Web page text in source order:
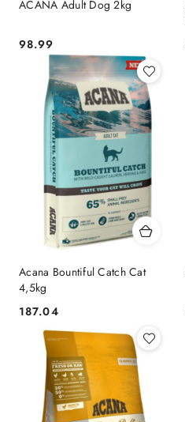
ACANA Adult Dog 2kg
Cena:
98.99
Acana Bountiful Catch Cat
4,5kg
Cena:
187.04